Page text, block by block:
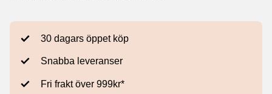
30 dagars öppet köp
Snabba leveranser
Fri frakt över 999kr*